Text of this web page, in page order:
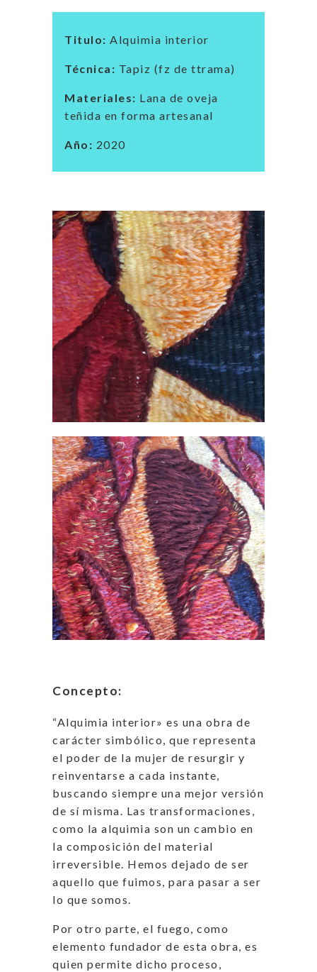
Titulo: Alquimia interior
Técnica: Tapiz (fz de ttrama)
Materiales: Lana de oveja
teñida en forma artesanal
Año: 2020
Concepto:
“Alquimia interior» es una obra de
carácter simbólico, que representa
el poder de la mujer de resurgir y
reinventarse a cada instante,
buscando siempre una mejor versión
de sí misma. Las transformaciones,
como la alquimia son un cambio en
la composición del material
irreversible. Hemos dejado de ser
aquello que fuimos, para pasar a ser
lo que somos.
Por otro parte, el fuego, como
elemento fundador de esta obra, es
quien permite dicho proceso,